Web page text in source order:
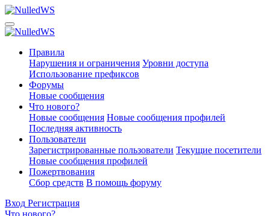
Правила
Нарушения и ограничения Уровни доступа
Использование префиксов
Форумы
Новые сообщения
Что нового?
Новые сообщения Новые сообщения профилей
Последняя активность
Пользователи
Зарегистрированные пользователи Текущие посетители
Новые сообщения профилей
Пожертвования
Сбор средств В помощь форуму
Вход Регистрация
Что нового?